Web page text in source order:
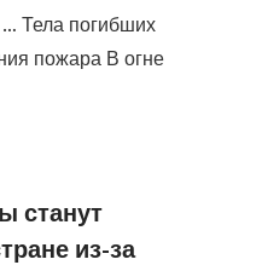
Тела погибших
пожара В огне
станут
из-за